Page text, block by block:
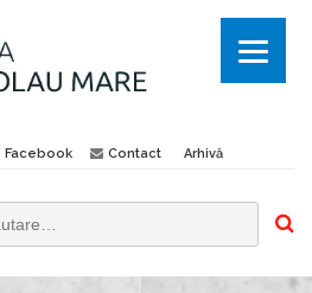
Facebook Contact Arhivă